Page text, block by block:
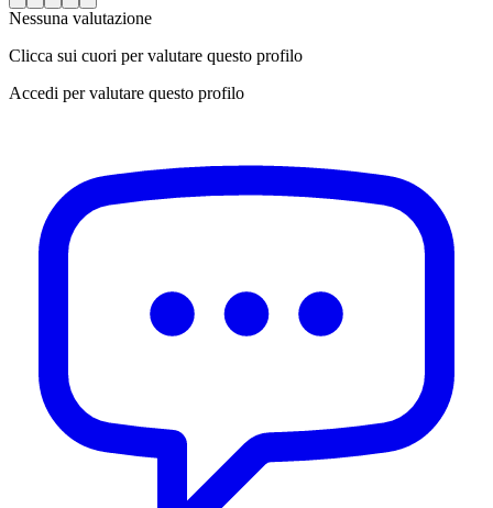
Nessuna valutazione
Clicca sui cuori per valutare questo profilo
Accedi per valutare questo profilo